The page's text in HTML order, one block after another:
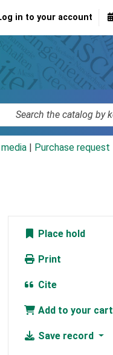
in to your account
Purchase request |
Place hold
Print
Cite
Add to your cart
Save record